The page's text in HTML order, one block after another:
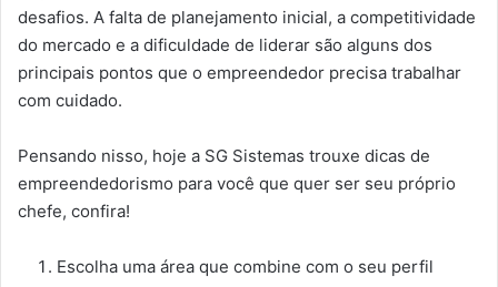
desafios. A falta de planejamento inicial, a competitividade
do mercado e a dificuldade de liderar são alguns dos
principais pontos que o empreendedor precisa trabalhar
com cuidado.
Pensando nisso, hoje a SG Sistemas trouxe dicas de
empreendedorismo para você que quer ser seu próprio
chefe, confira!
Escolha uma área que combine com o seu perfil